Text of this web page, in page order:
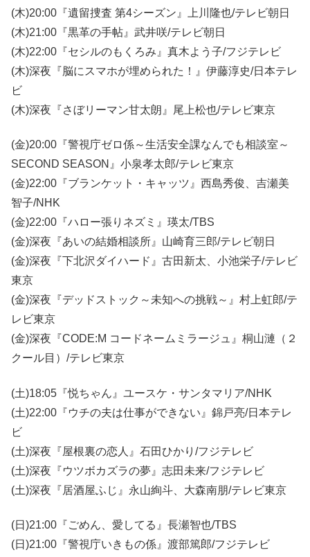
(木)20:00『遺留捜査 第4シーズン』上川隆也/テレビ朝日
(木)21:00『黒革の手帖』武井咲/テレビ朝日
(木)22:00『セシルのもくろみ』真木よう子/フジテレビ
(木)深夜『脳にスマホが埋められた！』伊藤淳史/日本テレ
ビ
(木)深夜『さぼリーマン甘太朗』尾上松也/テレビ東京
(金)20:00『警視庁ゼロ係～生活安全課なんでも相談室～
SECOND SEASON』小泉孝太郎/テレビ東京
(金)22:00『ブランケット・キャッツ』西島秀俊、吉瀬美
智子/NHK
(金)22:00『ハロー張りネズミ』瑛太/TBS
(金)深夜『あいの結婚相談所』山崎育三郎/テレビ朝日
(金)深夜『下北沢ダイハード』古田新太、小池栄子/テレビ
東京
(金)深夜『デッドストック～未知への挑戦～』村上虹郎/テ
レビ東京
(金)深夜『CODE:M コードネームミラージュ』桐山漣（２
クール目）/テレビ東京
(土)18:05『悦ちゃん』ユースケ・サンタマリア/NHK
(土)22:00『ウチの夫は仕事ができない』錦戸亮/日本テレ
ビ
(土)深夜『屋根裏の恋人』石田ひかり/フジテレビ
(土)深夜『ウツボカズラの夢』志田未来/フジテレビ
(土)深夜『居酒屋ふじ』永山絢斗、大森南朋/テレビ東京
(日)21:00『ごめん、愛してる』長瀬智也/TBS
(日)21:00『警視庁いきもの係』渡部篤郎/フジテレビ